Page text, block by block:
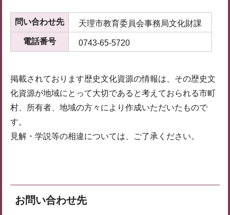
問い合わせ先 天理市教育委員会事務局文化財課
電話番号 0743-65-5720
掲載されております歴史文化資源の情報は、その歴史文
化資源が地域にとって大切であると考えておられる市町
村、所有者、地域の方々により作成いただいたもので
す。
見解・学説等の相違については、ご了承ください。
お問い合わせ先